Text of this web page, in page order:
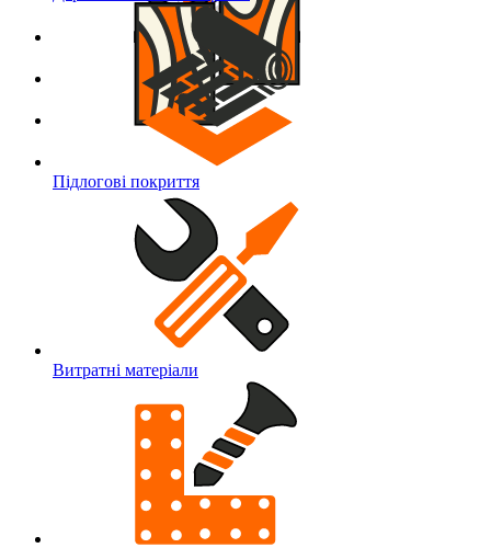
Підлогові покриття
Витратні матеріали